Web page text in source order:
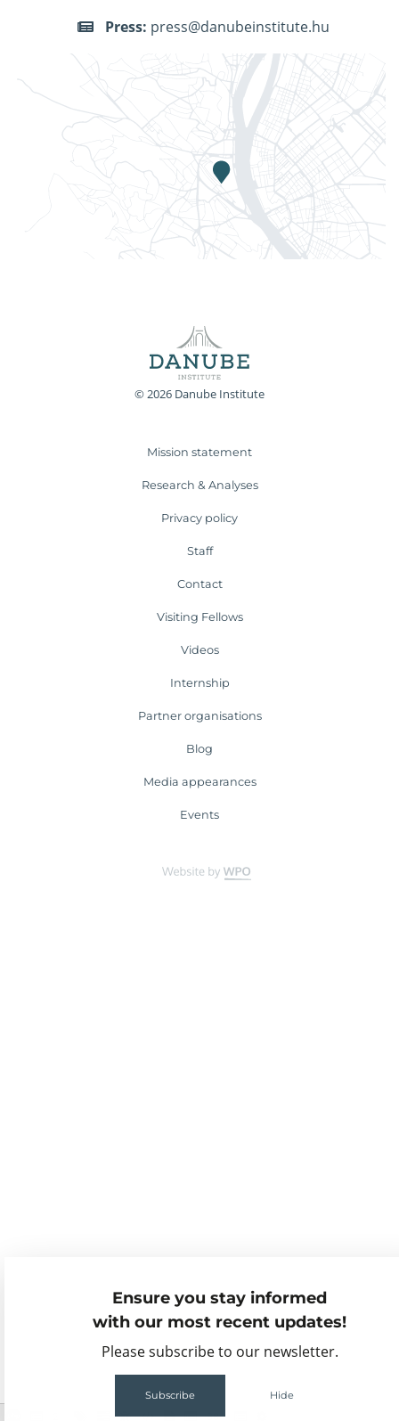
Ensure you stay informed
with our most recent updates!
Please subscribe to our newsletter.
Subscribe Hide
Press: press@danubeinstitute.hu
© 2026 Danube Institute
Mission statement
Research & Analyses
Privacy policy
Staff
Contact
Visiting Fellows
Videos
Internship
Partner organisations
Blog
Media appearances
Events
68